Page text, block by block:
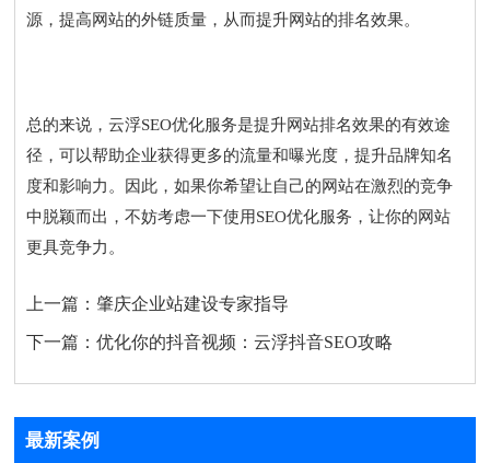
源，提高网站的外链质量，从而提升网站的排名效果。
总的来说，云浮SEO优化服务是提升网站排名效果的有效途
径，可以帮助企业获得更多的流量和曝光度，提升品牌知名
度和影响力。因此，如果你希望让自己的网站在激烈的竞争
中脱颖而出，不妨考虑一下使用SEO优化服务，让你的网站
更具竞争力。
上一篇：肇庆企业站建设专家指导
下一篇：优化你的抖音视频：云浮抖音SEO攻略
最新案例